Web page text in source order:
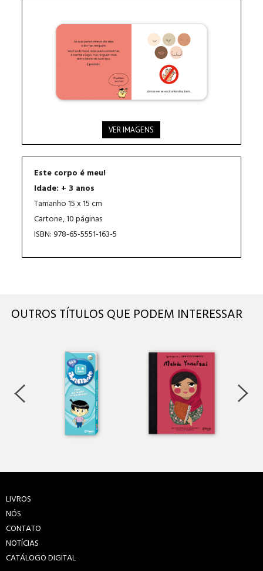
VER IMAGENS
Este corpo é meu!
Idade: + 3 anos
Tamanho 15 x 15 cm
Cartone, 10 páginas
ISBN: 978-65-5551-163-5
OUTROS TÍTULOS QUE PODEM INTERESSAR
LIVROS
NÓS
CONTATO
NOTÍCIAS
CATÁLOGO DIGITAL